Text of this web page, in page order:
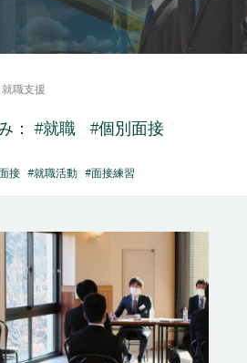
就職支援
： #就職 #個別面接
接 #就職活動 #面接練習